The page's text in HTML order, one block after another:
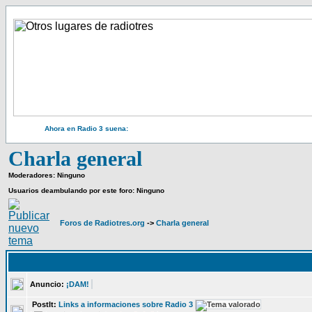
Ahora en Radio 3 suena:
Charla general
Moderadores: Ninguno
Usuarios deambulando por este foro: Ninguno
Foros de Radiotres.org -> Charla general
Anuncio: ¡DAM!
PostIt: Links a informaciones sobre Radio 3